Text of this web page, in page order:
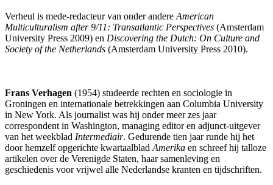
Verheul is mede-redacteur van onder andere American
Multiculturalism after 9/11: Transatlantic Perspectives (Amsterdam
University Press 2009) en Discovering the Dutch: On Culture and
Society of the Netherlands (Amsterdam University Press 2010).
Frans Verhagen (1954) studeerde rechten en sociologie in
Groningen en internationale betrekkingen aan Columbia University
in New York. Als journalist was hij onder meer zes jaar
correspondent in Washington, managing editor en adjunct-uitgever
van het weekblad Intermediair. Gedurende tien jaar runde hij het
door hemzelf opgerichte kwartaalblad Amerika en schreef hij talloze
artikelen over de Verenigde Staten, haar samenleving en
geschiedenis voor vrijwel alle Nederlandse kranten en tijdschriften.